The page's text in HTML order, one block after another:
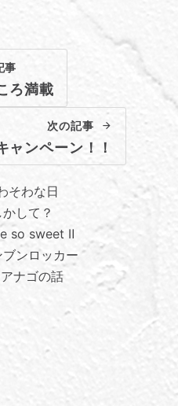
事
ろ満載
次の記事
ャンペーン！！
そわな日
かして？
so sweet Ⅱ
ブンロッカー
ナゴの話